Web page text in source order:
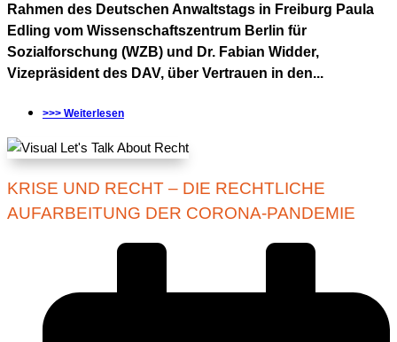
Rahmen des Deutschen Anwaltstags in Freiburg Paula
Edling vom Wissenschaftszentrum Berlin für
Sozialforschung (WZB) und Dr. Fabian Widder,
Vizepräsident des DAV, über Vertrauen in den...
>>> Weiterlesen
KRISE UND RECHT – DIE RECHTLICHE
AUFARBEITUNG DER CORONA-PANDEMIE